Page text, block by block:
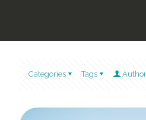
Categories Tags